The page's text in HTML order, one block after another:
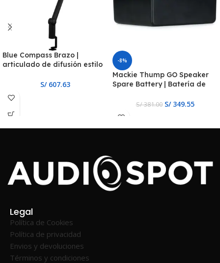
Blue Compass Brazo |
articulado de difusión estilo
S/607.63
-8%
Mackie Thump GO Speaker
Spare Battery | Batería de
S/381.00 S/349.55
Legal
Política de Cookies
Política de privacidad
Envios y devoluciones
Términos y condiciones